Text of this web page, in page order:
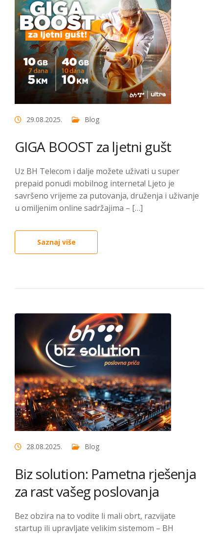
29.08.2025. Blog
GIGA BOOST za ljetni gušt
Uz BH Telecom i dalje možete uživati u super
prepaid ponudi mobilnog interneta! Ljeto je
savršeno vrijeme za putovanja, druženja i uživanje
u omiljenim online sadržajima – […]
Saznaj više
28.08.2025. Blog
Biz solution: Pametna rješenja
za rast vašeg poslovanja
Bez obzira na to vodite li mali obrt, razvijate
startup ili upravljate velikim sistemom – BH